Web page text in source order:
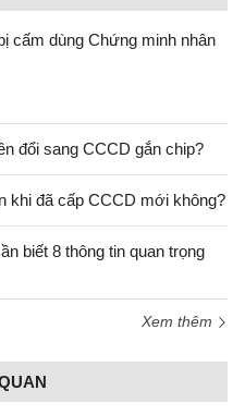
cấm dùng Chứng minh nhân
đổi sang CCCD gắn chip?
khi đã cấp CCCD mới không?
biết 8 thông tin quan trọng
Xem thêm